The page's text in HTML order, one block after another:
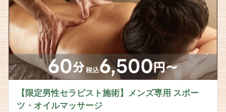
【限定男性セラピスト施術】メンズ専用 スポー
ツ・オイルマッサージ